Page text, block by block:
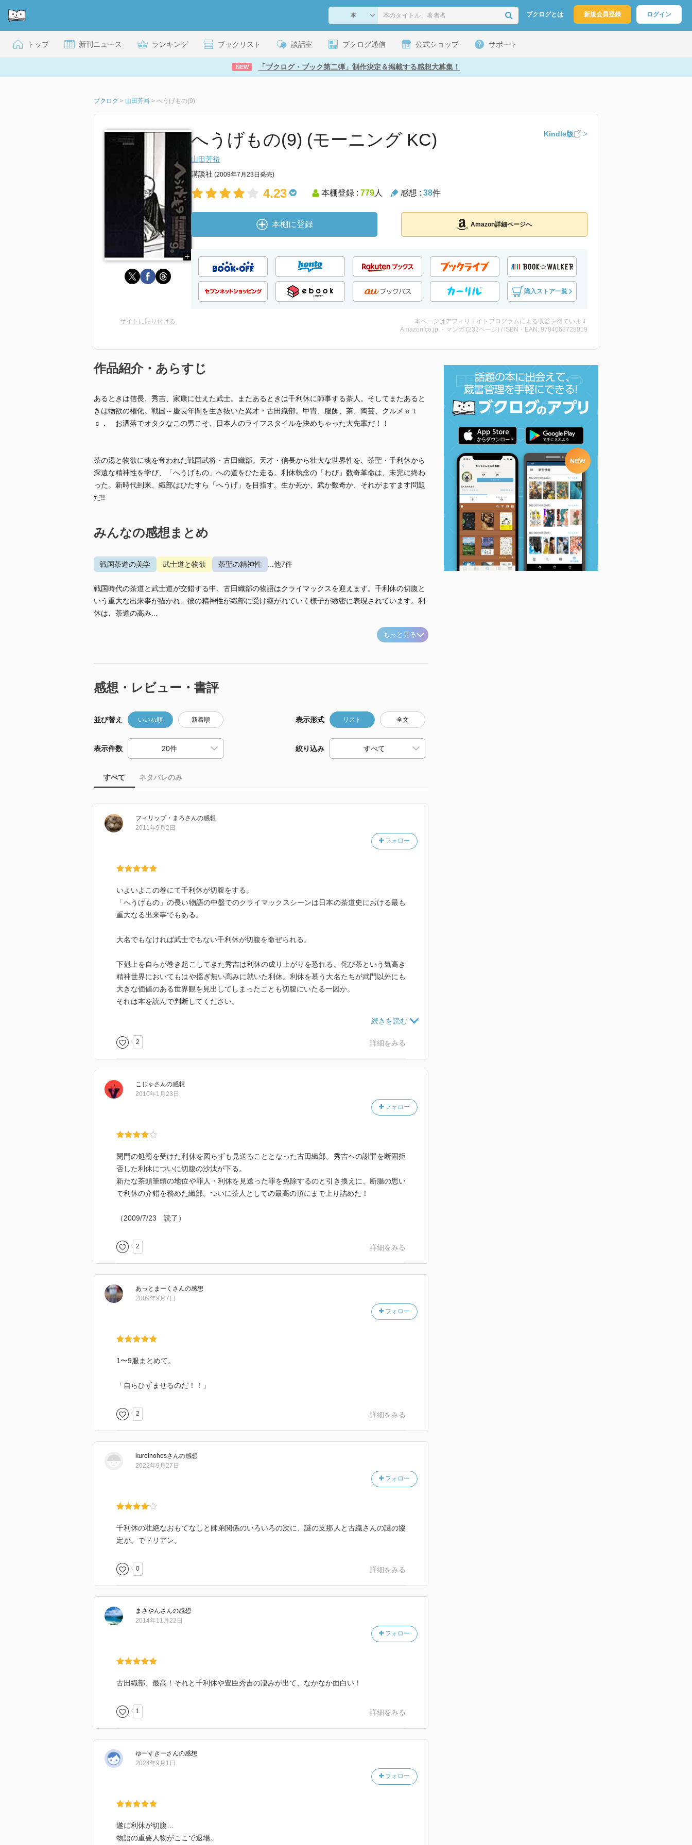
ブクログとは 新規会員登録 ログイン
トップ 新刊ニュース ランキング ブックリスト 談話室 ブクログ通信 公式ショップ サポート
NEW 「ブクログ・ブック第二弾」制作決定＆掲載する感想大募集！
ブクログ > 山田芳裕 > へうげもの(9)
へうげもの(9) (モーニング KC) Kindle版
山田芳裕
講談社 (2009年7月23日発売)
4.23 本棚登録 : 779人 感想 : 38件
本棚に登録 Amazon詳細ページへ
購入ストア一覧
サイトに貼り付ける
本ページはアフィリエイトプログラムによる収益を得ています
Amazon.co.jp ・マンガ (232ページ) / ISBN・EAN: 9784063728019
作品紹介・あらすじ
あるときは信長、秀吉、家康に仕えた武士。またあるときは千利休に師事する茶人。そしてまたあると
きは物欲の権化。戦国～慶長年間を生き抜いた異才・古田織部。甲冑、服飾、茶、陶芸、グルメｅｔ
ｃ． お洒落でオタクなこの男こそ、日本人のライフスタイルを決めちゃった大先輩だ！！
茶の湯と物欲に魂を奪われた戦国武将・古田織部。天才・信長から壮大な世界性を、茶聖・千利休から
深遠な精神性を学び、「へうげもの」への道をひた走る。利休執念の「わび」数奇革命は、未完に終わ
った。新時代到来、織部はひたすら「へうげ」を目指す。生か死か、武か数奇か、それがますます問題
だ!!
みんなの感想まとめ
戦国茶道の美学 武士道と物欲 茶聖の精神性 ...他7件
戦国時代の茶道と武士道が交錯する中、古田織部の物語はクライマックスを迎えます。千利休の切腹と
いう重大な出来事が描かれ、彼の精神性が織部に受け継がれていく様子が緻密に表現されています。利
休は、茶道の高み...
もっと見る
感想・レビュー・書評
並び替え いいね順 新着順 表示形式 リスト 全文
表示件数 絞り込み
すべて ネタバレのみ
フィリップ・まろさんの感想
フォロー
2011年9月2日
いよいよこの巻にて千利休が切腹をする。
「へうげもの」の長い物語の中盤でのクライマックスシーンは日本の茶道史における最も
重大なる出来事でもある。
大名でもなければ武士でもない千利休が切腹を命ぜられる。
下剋上を自らが巻き起こしてきた秀吉は利休の成り上がりを恐れる。侘び茶という気高き
精神世界においてもはや揺ぎ無い高みに就いた利休。利休を慕う大名たちが武門以外にも
大きな価値のある世界観を見出してしまったことも切腹にいたる一因か。
それは本を読んで判断してください。
切腹の室に向かう利休が僕には敵対するやくざの組に単身殴り込む高倉健に見えて仕方が
無かった。
日本の美の質が利休から織部に移行しようとしている。
2 詳細をみる
こじゃさんの感想
フォロー
2010年1月23日
閉門の処罰を受けた利休を図らずも見送ることとなった古田織部。秀吉への謝罪を断固拒
否した利休についに切腹の沙汰が下る。
新たな茶頭筆頭の地位や罪人・利休を見送った罪を免除するのと引き換えに、断腸の思い
で利休の介錯を務めた織部。ついに茶人としての最高の頂にまで上り詰めた！
（2009/7/23 読了）
2 詳細をみる
あっとまーく さんの感想
フォロー
2009年9月7日
1〜9服まとめて。
「自らひずませるのだ！！」
2 詳細をみる
kuroinohosさんの感想
フォロー
2022年9月27日
千利休の壮絶なおもてなしと師弟関係のいろいろの次に、謎の支那人と古織さんの謎の協
定が。でドリアン。
0 詳細をみる
まさやんさんの感想
フォロー
2014年11月22日
古田織部、最高！それと千利休や豊臣秀吉の凄みが出て、なかなか面白い！
1 詳細をみる
ゆーすきーさんの感想
フォロー
2024年9月1日
遂に利休が切腹…
物語の重要人物がここで退場。